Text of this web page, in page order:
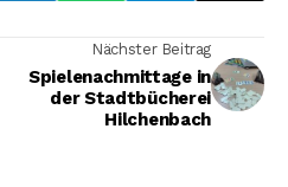
Nächster Beitrag
Spielenachmittage in
der Stadtbücherei
Hilchenbach